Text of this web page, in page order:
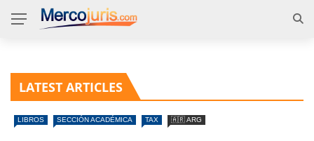
LATEST ARTICLES
LIBROS SECCIÓN ACADÉMICA TAX 🇦🇷 ARG